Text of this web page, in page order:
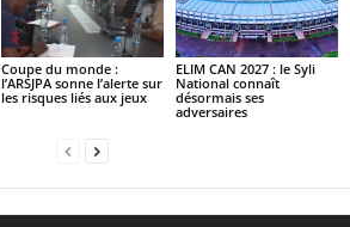
Coupe du monde :
l’ARSJPA sonne l’alerte sur
les risques liés aux jeux
ELIM CAN 2027 : le Syli
National connaît
désormais ses
adversaires